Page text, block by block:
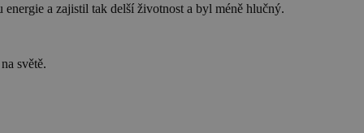
a zajistil tak delší životnost a byl méně hlučný.
světě.